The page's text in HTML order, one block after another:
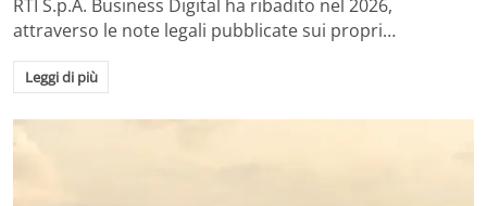
RTI S.p.A. Business Digital ha ribadito nel 2026,
attraverso le note legali pubblicate sui propri…
Leggi di più